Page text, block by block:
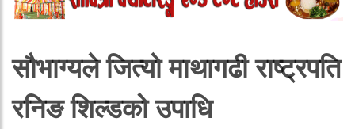
सौभाग्यले जित्यो माथागढी राष्ट्रपति
रनिङ शिल्डको उपाधि